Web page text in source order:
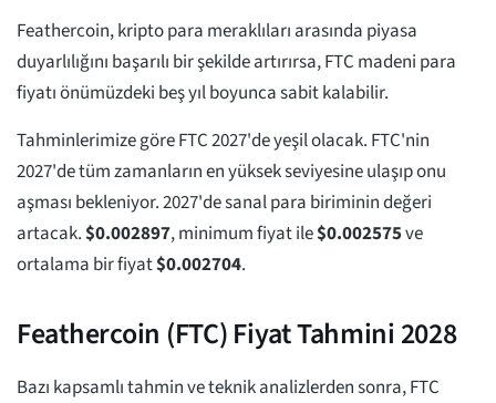
Feathercoin, kripto para meraklıları arasında piyasa
duyarlılığını başarılı bir şekilde artırırsa, FTC madeni para
fiyatı önümüzdeki beş yıl boyunca sabit kalabilir.
Tahminlerimize göre FTC 2027'de yeşil olacak. FTC'nin
2027'de tüm zamanların en yüksek seviyesine ulaşıp onu
aşması bekleniyor. 2027'de sanal para biriminin değeri
artacak.$0.002897, minimum fiyat ile$0.002575ve
ortalama bir fiyat$0.002704.
Feathercoin (FTC) Fiyat Tahmini 2028
Bazı kapsamlı tahmin ve teknik analizlerden sonra, FTC